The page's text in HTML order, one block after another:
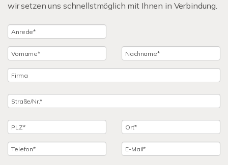
wir setzen uns schnellstmöglich mit Ihnen in Verbindung.